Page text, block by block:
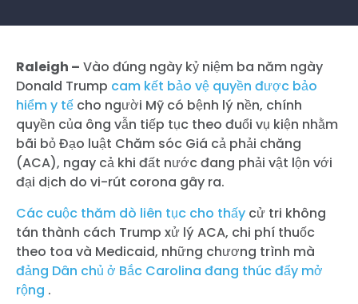
Raleigh – Vào đúng ngày kỷ niệm ba năm ngày
Donald Trump cam kết bảo vệ quyền được bảo
hiểm y tế cho người Mỹ có bệnh lý nền, chính
quyền của ông vẫn tiếp tục theo đuổi vụ kiện nhằm
bãi bỏ Đạo luật Chăm sóc Giá cả phải chăng
(ACA), ngay cả khi đất nước đang phải vật lộn với
đại dịch do vi-rút corona gây ra.
Các cuộc thăm dò liên tục cho thấy cử tri không
tán thành cách Trump xử lý ACA, chi phí thuốc
theo toa và Medicaid, những chương trình mà
đảng Dân chủ ở Bắc Carolina đang thúc đẩy mở
rộng .